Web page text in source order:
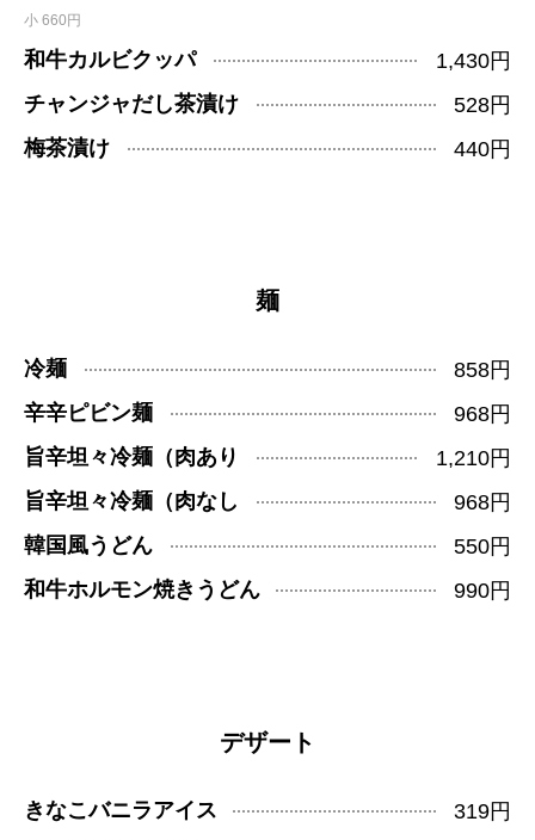
小 660円
和牛カルビクッパ
1,430円
チャンジャだし茶漬け
528円
梅茶漬け
440円
麺
冷麺
858円
辛辛ピビン麺
968円
旨辛坦々冷麺（肉あり
1,210円
旨辛坦々冷麺（肉なし
968円
韓国風うどん
550円
和牛ホルモン焼きうどん
990円
デザート
きなこバニラアイス
319円